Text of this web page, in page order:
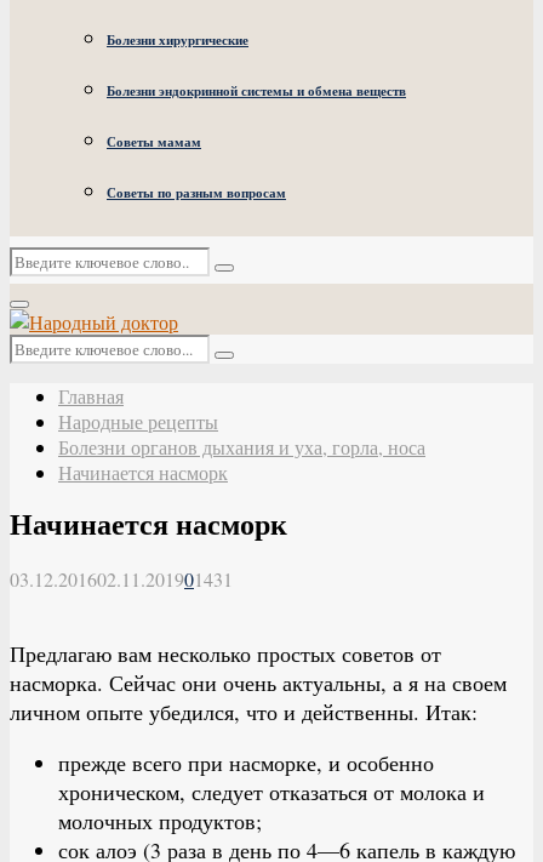
Болезни хирургические
Болезни эндокринной системы и обмена веществ
Советы мамам
Советы по разным вопросам
Искать:
Поиск
Основное
меню
Искать:
Поиск
Главная
Народные рецепты
Болезни органов дыхания и уха, горла, носа
Начинается насморк
Начинается насморк
03.12.201602.11.201901431
Предлагаю вам несколько простых советов от
насморка. Сейчас они очень актуальны, а я на своем
личном опыте убедился, что и действенны. Итак:
прежде всего при насморке, и особенно
хроническом, следует отказаться от молока и
молочных продуктов;
сок алоэ (3 раза в день по 4—6 капель в каждую